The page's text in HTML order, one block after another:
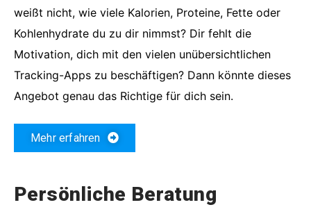
weißt nicht, wie viele Kalorien, Proteine, Fette oder
Kohlenhydrate du zu dir nimmst? Dir fehlt die
Motivation, dich mit den vielen unübersichtlichen
Tracking-Apps zu beschäftigen? Dann könnte dieses
Angebot genau das Richtige für dich sein.
Mehr erfahren
Persönliche Beratung